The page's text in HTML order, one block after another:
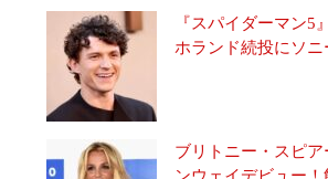
『スパイダーマン
ホランド続投にソニ
ブリトニー・スピ